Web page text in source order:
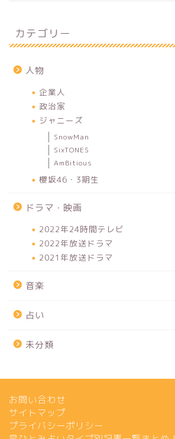
カテゴリー
人物
企業人
政治家
ジャニーズ
SnowMan
SixTONES
AmBitious
櫻坂46・3期生
ドラマ・映画
2022年24時間テレビ
2022年放送ドラマ
2021年放送ドラマ
音楽
占い
未分類
お問い合わせ
サイトマップ
プライバシーポリシー